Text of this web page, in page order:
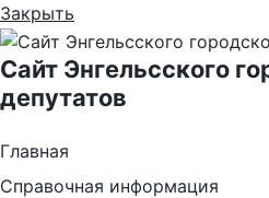
Закрыть
Сайт Энгельсского
депутатов
Главная
Справочная информация